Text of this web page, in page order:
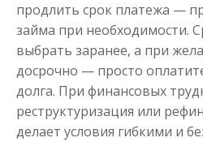
продлить срок платежа —
займа при необходимости.
выбрать заранее, а при
досрочно — просто
долга. При финансовых
реструктуризация или
делает условия гибкими и